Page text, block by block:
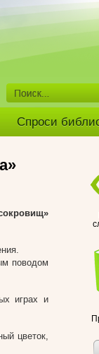
Спроси
поводом
играх и
цветок,